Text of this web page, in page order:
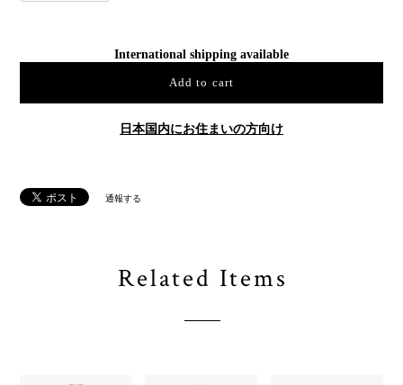
International shipping available
Add to cart
日本国内にお住まいの方向け
通報する
Related Items